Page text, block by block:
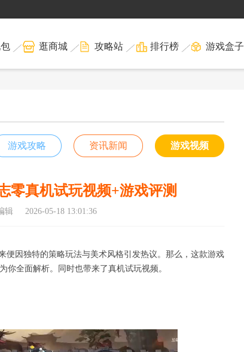
逛商城 攻略站 排行榜 游戏盒子
游戏攻略 资讯新闻 游戏视频
零真机试玩视频+游戏评测
辑 2026-05-18 13:01:36
便因独特的策略玩法与美术风格引发热议。那么，这款游戏
全面解析。同时也带来了真机试玩视频。